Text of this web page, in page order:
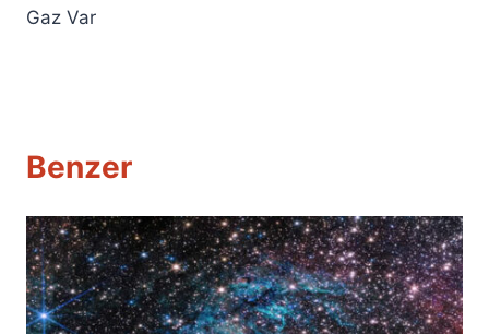
Gaz Var
Benzer